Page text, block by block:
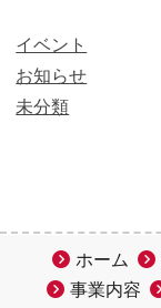
イベント
お知らせ
未分類
ホーム
事業内容